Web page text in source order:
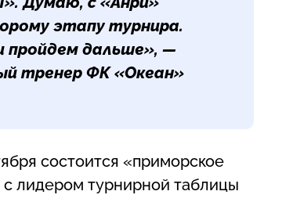
этапу турнира.
пройдем дальше», —
тренер ФК «Океан»
состоится «приморское
лидером турнирной таблицы